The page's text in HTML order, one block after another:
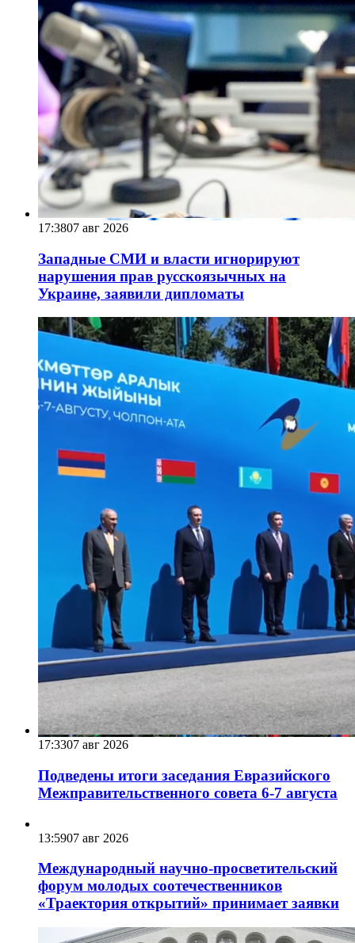
17:3807 авг 2026
Западные СМИ и власти игнорируют
нарушения прав русскоязычных на
Украине, заявили дипломаты
17:3307 авг 2026
Подведены итоги заседания Евразийского
Межправительственного совета 6-7 августа
13:5907 авг 2026
Международный научно-просветительский
форум молодых соотечественников
«Траектория открытий» принимает заявки